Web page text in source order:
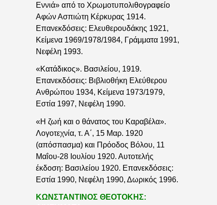
Εννιά» από το Χρωμοτυπολιθογραφείο
Αφών Ασπιώτη Κέρκυρας 1914.
Επανεκδόσεις: Ελευθερουδάκης 1921,
Κείμενα 1969/1978/1984, Γράμματα 1991,
Νεφέλη 1993.
«Κατάδικος». Βασιλείου, 1919.
Επανεκδόσεις: Βιβλιοθήκη Ελεύθερου
Ανθρώπου 1934, Κείμενα 1973/1979,
Εστία 1997, Νεφέλη 1990.
«Η ζωή και ο θάνατος του Καραβέλα».
Λογοτεχνία, τ. Α΄, 15 Μαρ. 1920
(απόσπασμα) και Πρόοδος Βόλου, 11
Μαΐου-28 Ιουλίου 1920. Αυτοτελής
έκδοση: Βασιλείου 1920. Επανεκδόσεις:
Εστία 1990, Νεφέλη 1990, Δωρικός 1996.
ΚΩΝΣΤΑΝΤΙΝΟΣ ΘΕΟΤΟΚΗΣ: